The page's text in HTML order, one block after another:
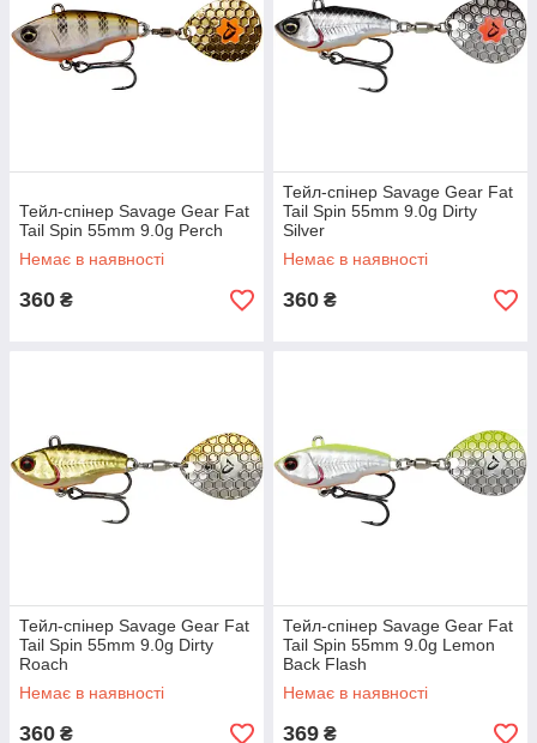
Тейл-спінер Savage Gear Fat
Tail Spin 55mm 9.0g Perch
Немає в наявності
360 ₴
Тейл-спінер Savage Gear Fat
Tail Spin 55mm 9.0g Dirty
Silver
Немає в наявності
360 ₴
Тейл-спінер Savage Gear Fat
Tail Spin 55mm 9.0g Dirty
Roach
Немає в наявності
360 ₴
Тейл-спінер Savage Gear Fat
Tail Spin 55mm 9.0g Lemon
Back Flash
Немає в наявності
369 ₴